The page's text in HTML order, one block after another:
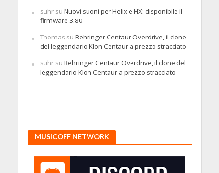
suhrsu Nuovi suoni per Helix e HX: disponibile il
firmware 3.80
Thomas su Behringer Centaur Overdrive, il clone
del leggendario Klon Centaur a prezzo stracciato
suhrsu Behringer Centaur Overdrive, il clone del
leggendario Klon Centaur a prezzo stracciato
MUSICOFF NETWORK